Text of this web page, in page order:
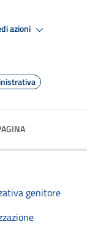
azioni
genitore